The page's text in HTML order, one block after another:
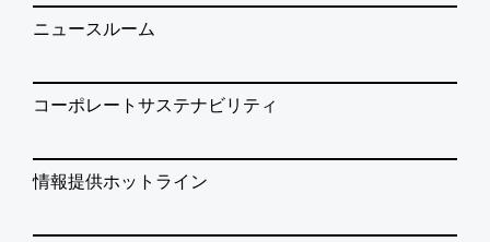
ニュースルーム
コーポレートサステナビリティ
情報提供ホットライン